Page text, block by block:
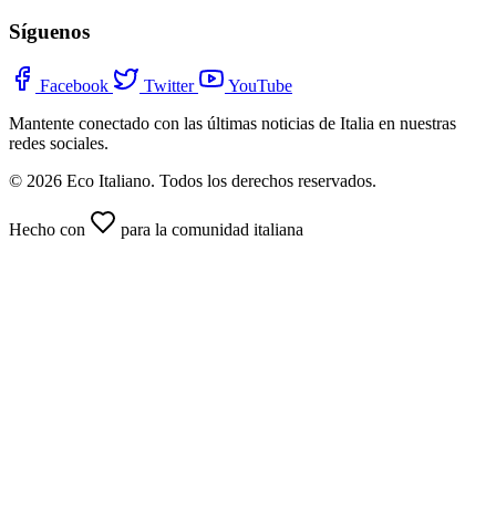
Síguenos
Facebook Twitter
YouTube
Mantente conectado con las últimas noticias de Italia en nuestras
redes sociales.
© 2026 Eco Italiano. Todos los derechos reservados.
Hecho con para la comunidad italiana